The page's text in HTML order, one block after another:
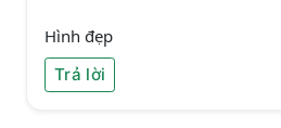
Hình đẹp
Trả lời